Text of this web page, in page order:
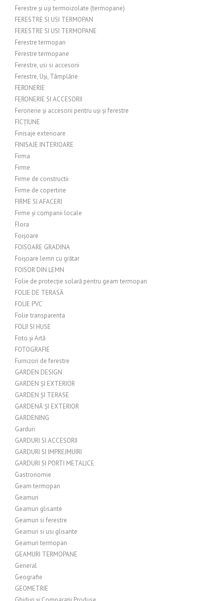
Ferestre și uși termoizolate (termopane)
FERESTRE SI USI TERMOPAN
FERESTRE SI USI TERMOPANE
Ferestre termopan
Ferestre termopane
Ferestre, usi si accesorii
Ferestre, Uși, Tâmplărie
FERONERIE
FERONERIE SI ACCESORII
Feronerie și accesorii pentru uși și ferestre
FICȚIUNE
Finisaje exterioare
FINISAJE INTERIOARE
Firma
Firme
Firme de constructii
Firme de copertine
FIRME SI AFACERI
Firme și companii locale
Flora
Foișoare
FOISOARE GRADINA
Foișoare lemn cu grătar
FOISOR DIN LEMN
Folie de protecție solară pentru geam termopan
FOLIE DE TERASĂ
FOLIE PVC
Folie transparenta
FOLII SI HUSE
Foto și Artă
FOTOGRAFIE
Furnizori de ferestre
GARDEN DESIGN
GARDEN ȘI EXTERIOR
GARDEN ȘI TERASE
GARDENĂ ȘI EXTERIOR
GARDENING
Garduri
GARDURI SI ACCESORII
GARDURI SI IMPREJMUIRI
GARDURI SI PORTI METALICE
Gastronomie
Geam termopan
Geamuri
Geamuri glisante
Geamuri si ferestre
Geamuri si usi glisante
Geamuri termopan
GEAMURI TERMOPANE
General
Geografie
GEOMETRIE